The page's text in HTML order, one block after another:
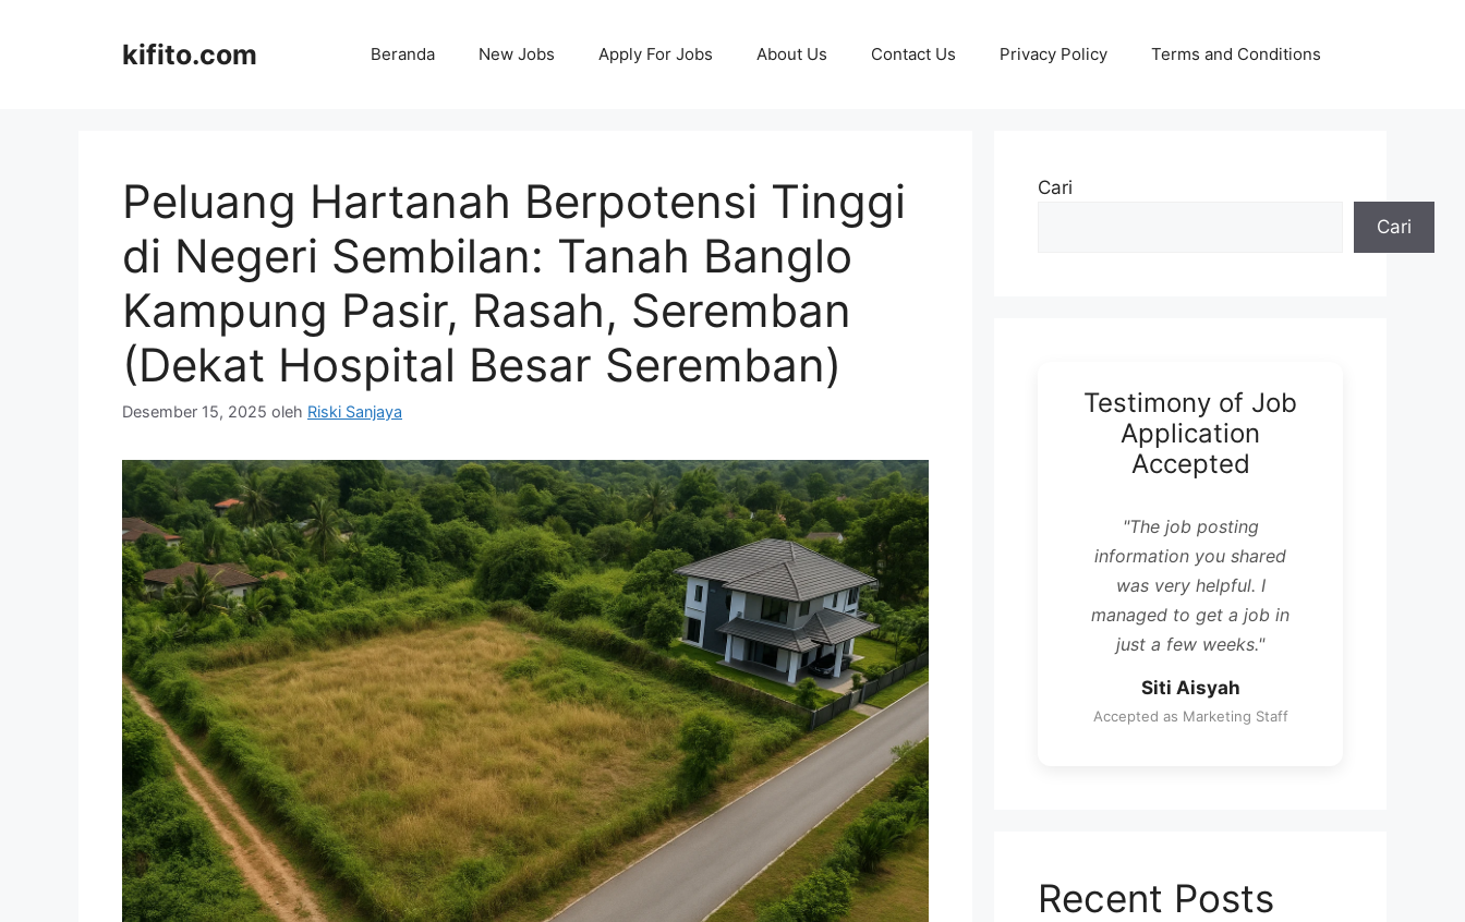
kifito.com Beranda New Jobs Apply For Jobs About Us Contact Us Privacy Policy Terms and Conditions
Peluang Hartanah Berpotensi Tinggi
di Negeri Sembilan: Tanah Banglo
Kampung Pasir, Rasah, Seremban
(Dekat Hospital Besar Seremban)
Desember 15, 2025 oleh Riski Sanjaya
Cari
Cari
Testimony of Job
Application
Accepted
"The job posting
information you shared
was very helpful. I
managed to get a job in
just a few weeks."
Siti Aisyah
Accepted as Marketing Staff
Recent Posts